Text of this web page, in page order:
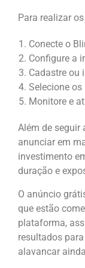
Para realizar
Conecte o
Configure a
Cadastre ou
Selecione
Monitore e
Além de seguir
anunciar em
investimento
duração e
O anúncio
que estão
plataforma,
resultados
alavancar